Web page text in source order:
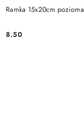
Ramka 15x20cm pozioma
Cena:
8.50